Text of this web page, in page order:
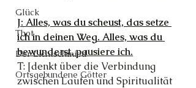
Glück
Thot
Der Lichtschmied
Ortsgebundene Götter
J: Alles, was du scheust, das setze
ich in deinen Weg. Alles, was du
bewunderst, pausiere ich.
T: [denkt über die Verbindung
zwischen Laufen und Spiritualität